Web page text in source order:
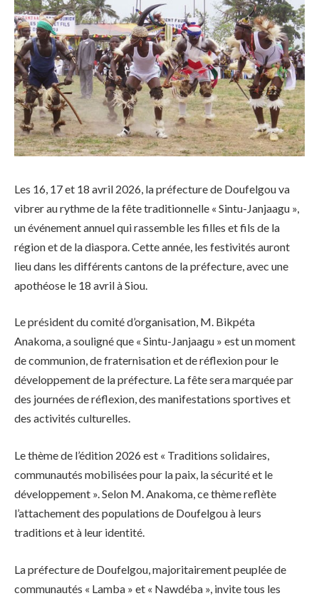
Les 16, 17 et 18 avril 2026, la préfecture de Doufelgou va
vibrer au rythme de la fête traditionnelle « Sintu-Janjaagu »,
un événement annuel qui rassemble les filles et fils de la
région et de la diaspora. Cette année, les festivités auront
lieu dans les différents cantons de la préfecture, avec une
apothéose le 18 avril à Siou.
Le président du comité d’organisation, M. Bikpéta
Anakoma, a souligné que « Sintu-Janjaagu » est un moment
de communion, de fraternisation et de réflexion pour le
développement de la préfecture. La fête sera marquée par
des journées de réflexion, des manifestations sportives et
des activités culturelles.
Le thème de l’édition 2026 est « Traditions solidaires,
communautés mobilisées pour la paix, la sécurité et le
développement ». Selon M. Anakoma, ce thème reflète
l’attachement des populations de Doufelgou à leurs
traditions et à leur identité.
La préfecture de Doufelgou, majoritairement peuplée de
communautés « Lamba » et « Nawdéba », invite tous les